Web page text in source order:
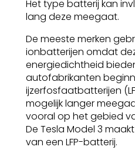
Het type batterij kan
lang deze meegaat.
De meeste merken
ionbatterijen omdat
energiedichtheid
autofabrikanten
ijzerfosfaatbatterijen
mogelijk langer
vooral op het gebied
De Tesla Model 3
van een LFP-batterij.